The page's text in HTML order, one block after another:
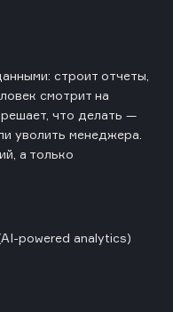
строит отчеты,
смотрит на
что делать —
уволить менеджера.
а только
powered analytics)